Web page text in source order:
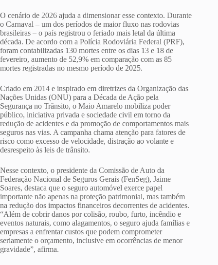
O cenário de 2026 ajuda a dimensionar esse contexto. Durante
o Carnaval – um dos períodos de maior fluxo nas rodovias
brasileiras – o país registrou o feriado mais letal da última
década. De acordo com a Polícia Rodoviária Federal (PRF),
foram contabilizadas 130 mortes entre os dias 13 e 18 de
fevereiro, aumento de 52,9% em comparação com as 85
mortes registradas no mesmo período de 2025.
Criado em 2014 e inspirado em diretrizes da Organização das
Nações Unidas (ONU) para a Década de Ação pela
Segurança no Trânsito, o Maio Amarelo mobiliza poder
público, iniciativa privada e sociedade civil em torno da
redução de acidentes e da promoção de comportamentos mais
seguros nas vias. A campanha chama atenção para fatores de
risco como excesso de velocidade, distração ao volante e
desrespeito às leis de trânsito.
Nesse contexto, o presidente da Comissão de Auto da
Federação Nacional de Seguros Gerais (FenSeg), Jaime
Soares, destaca que o seguro automóvel exerce papel
importante não apenas na proteção patrimonial, mas também
na redução dos impactos financeiros decorrentes de acidentes.
“Além de cobrir danos por colisão, roubo, furto, incêndio e
eventos naturais, como alagamentos, o seguro ajuda famílias e
empresas a enfrentar custos que podem comprometer
seriamente o orçamento, inclusive em ocorrências de menor
gravidade”, afirma.